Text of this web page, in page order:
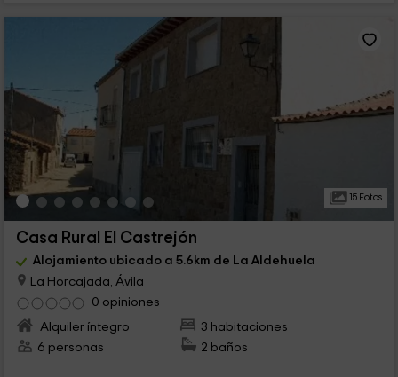
15 Fotos
Casa Rural El Castrejón
Alojamiento ubicado a 5.6km de La Aldehuela
La Horcajada, Ávila
0 opiniones
Alquiler íntegro
3 habitaciones
6 personas
2 baños